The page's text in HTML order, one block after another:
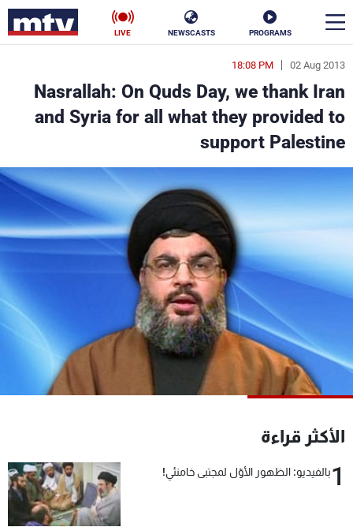
PROGRAMS
NEWSCASTS
LIVE
02 Aug 2013
18:08 PM
Nasrallah: On Quds Day, we thank Iran
and Syria for all what they provided to
support Palestine
الأكثر قراءة
1بالفيديو: الظهور الأوّل لمجتبى خامنئي!
en
الأخبار
سياسة
فن
منوعات رياضة
كأس العالم
جدول البرامج
شاهد البرامج
الترددات
عن MTV
لاعلاناتكم
شروط الإسـتخدام
سياسة الخصوصية